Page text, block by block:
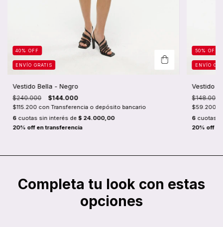
40% OFF
ENVÍO GRATIS
Vestido Bella - Negro
$240.000 $144.000
$115.200 con Transferencia o depósito bancario
6cuotas sin interés de $ 24.000,00
50% OFF
ENVÍO
Vestido
$148.000
$59.200
6 cuotas
Completa tu look con estas
opciones